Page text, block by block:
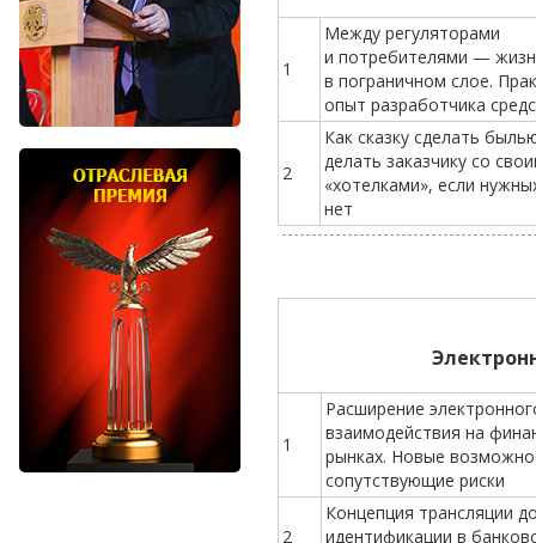
1
Между регуляторами
и потребителями —
в пограничном слое.
опыт разработчика
2
Как сказку сделать
делать заказчику со
«хотелками», если
нет
1
Расширение
взаимодействия на
рынках. Новые
сопутствующие риски
2
Концепция трансляции
идентификации в